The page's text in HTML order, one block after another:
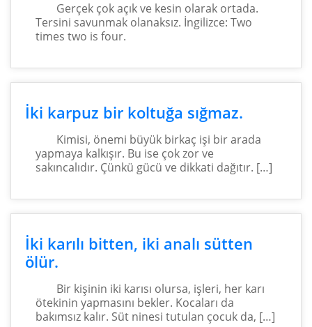
Gerçek çok açık ve kesin olarak ortada.
Tersini savunmak olanaksız. İngilizce: Two
times two is four.
İki karpuz bir koltuğa sığmaz.
Kimisi, önemi büyük birkaç işi bir arada
yapmaya kalkışır. Bu ise çok zor ve
sakıncalıdır. Çünkü gücü ve dikkati dağıtır. […]
İki karılı bitten, iki analı sütten
ölür.
Bir kişinin iki karısı olursa, işleri, her karı
ötekinin yapmasını bekler. Kocaları da
bakımsız kalır. Süt ninesi tutulan çocuk da, […]